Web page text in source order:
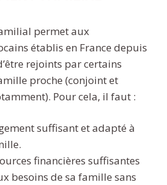
permet aux
établis en France depuis
rejoints par certains
proche (conjoint et
Pour cela, il faut :
suffisant et adapté à
financières suffisantes
besoins de sa famille sans